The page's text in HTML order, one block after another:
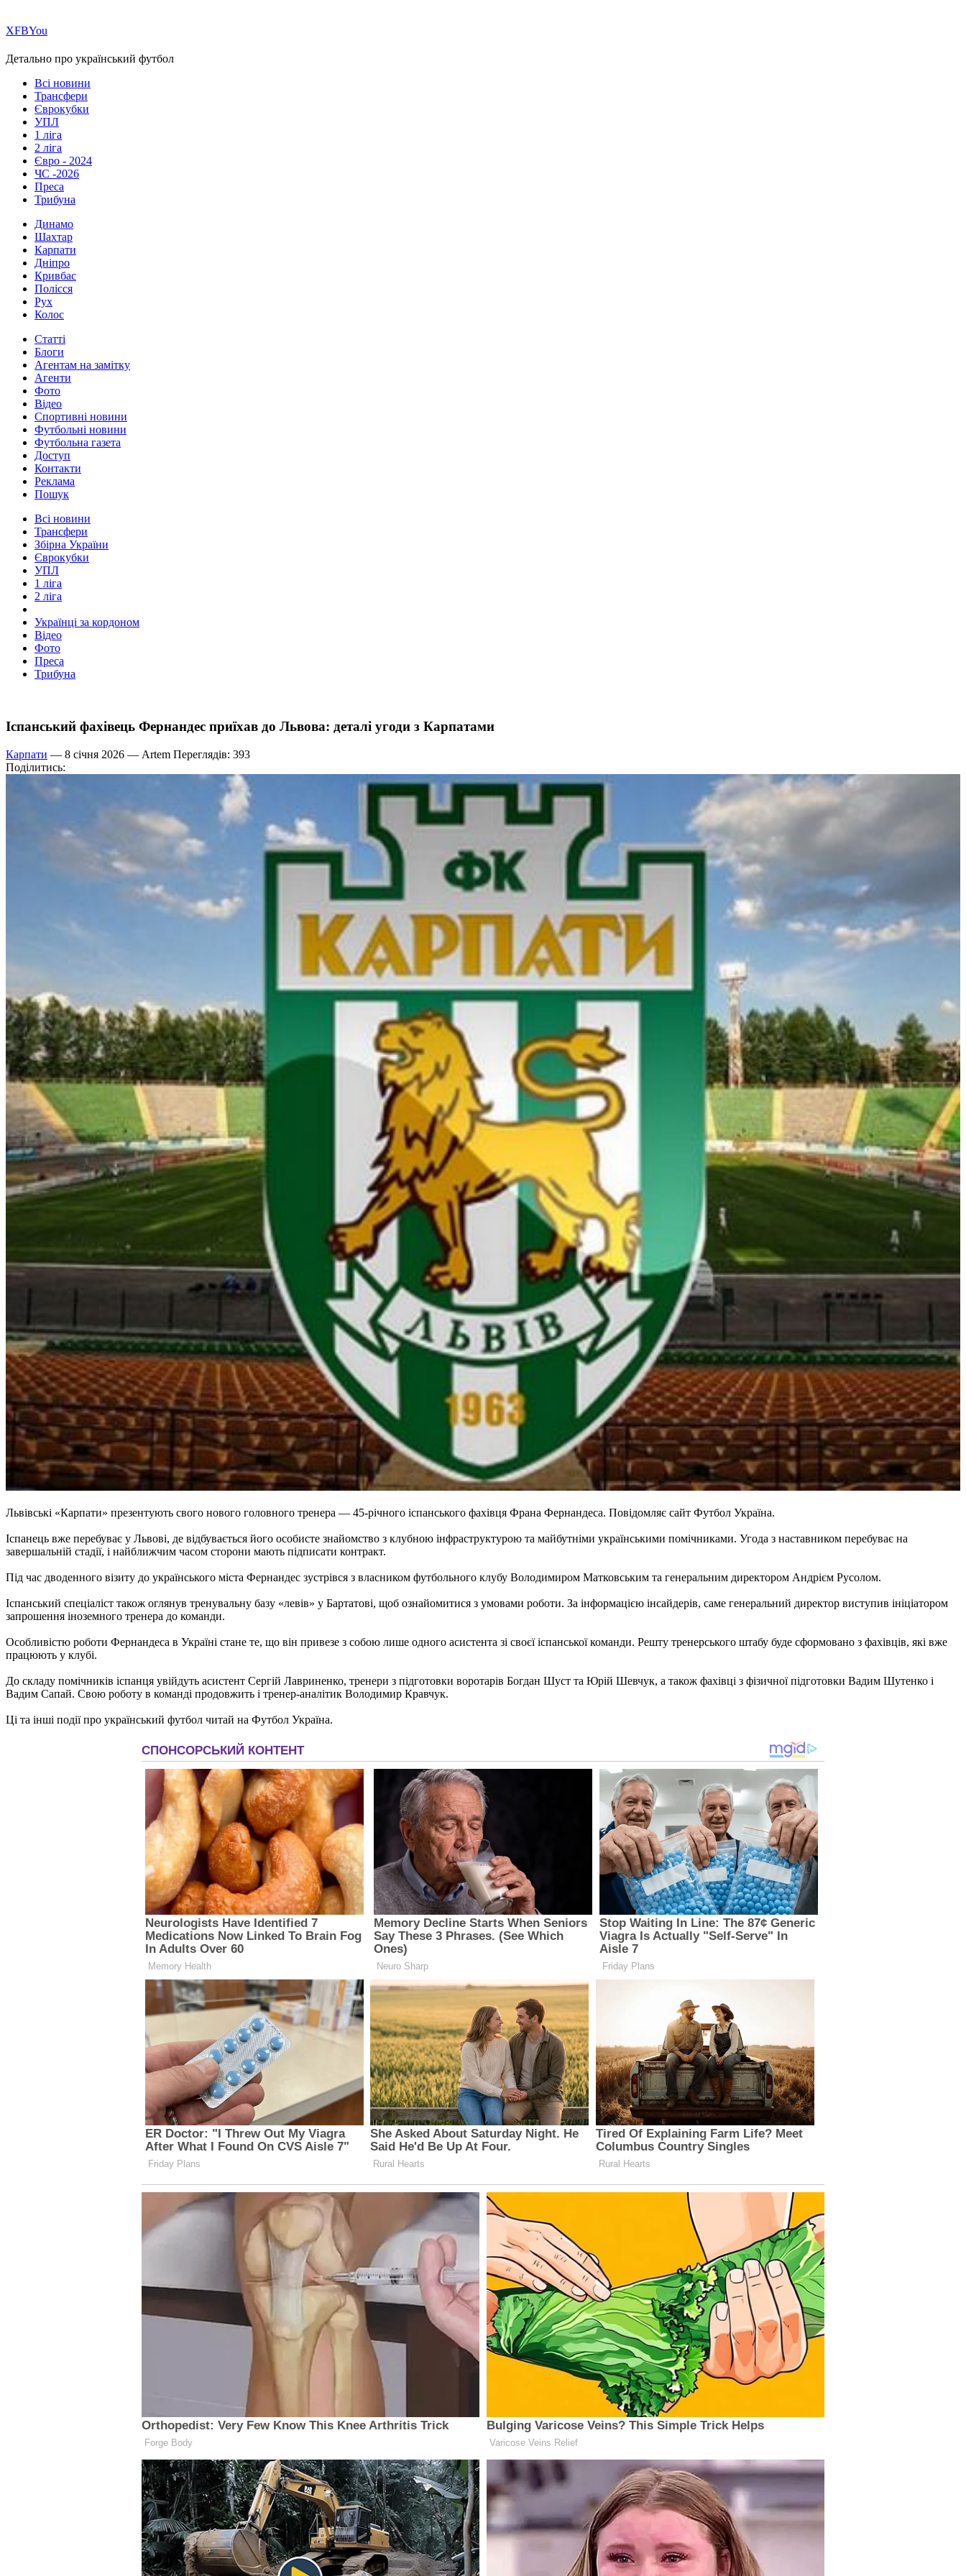
ХFBYou
Детально про український футбол
Всі новини
Трансфери
Єврокубки
УПЛ
1 ліга
2 ліга
Євро - 2024
ЧС -2026
Преса
Трибуна
Динамо
Шахтар
Карпати
Дніпро
Кривбас
Полісся
Рух
Колос
Статті
Блоги
Агентам на замітку
Агенти
Фото
Відео
Спортивні новини
Футбольні новини
Футбольна газета
Доступ
Контакти
Реклама
Пошук
Всі новини
Трансфери
Збірна України
Єврокубки
УПЛ
1 ліга
2 ліга
Українці за кордоном
Відео
Фото
Преса
Трибуна
Іспанський фахівець Фернандес приїхав до Львова: деталі угоди з Карпатами
Карпати — 8 січня 2026 — Artem Переглядів: 393
Поділитись:
Львівські «Карпати» презентують свого нового головного тренера — 45-річного іспанського фахівця Франа Фернандеса. Повідомляє сайт Футбол Україна.
Іспанець вже перебуває у Львові, де відбувається його особисте знайомство з клубною інфраструктурою та майбутніми українськими помічниками. Угода з наставником перебуває на
завершальній стадії, і найближчим часом сторони мають підписати контракт.
Під час дводенного візиту до українського міста Фернандес зустрівся з власником футбольного клубу Володимиром Матковським та генеральним директором Андрієм Русолом.
Іспанський спеціаліст також оглянув тренувальну базу «левів» у Бартатові, щоб ознайомитися з умовами роботи. За інформацією інсайдерів, саме генеральний директор виступив ініціатором
запрошення іноземного тренера до команди.
Особливістю роботи Фернандеса в Україні стане те, що він привезе з собою лише одного асистента зі своєї іспанської команди. Решту тренерського штабу буде сформовано з фахівців, які вже
працюють у клубі.
До складу помічників іспанця увійдуть асистент Сергій Лавриненко, тренери з підготовки воротарів Богдан Шуст та Юрій Шевчук, а також фахівці з фізичної підготовки Вадим Шутенко і
Вадим Сапай. Свою роботу в команді продовжить і тренер-аналітик Володимир Кравчук.
Ці та інші події про український футбол читай на Футбол Україна.